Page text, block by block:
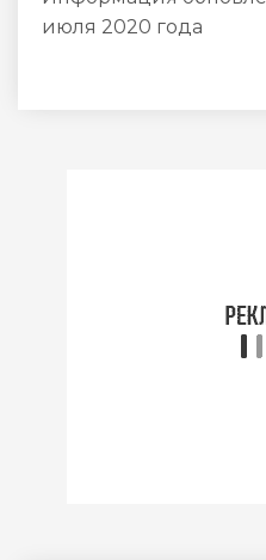
июля 2020 года